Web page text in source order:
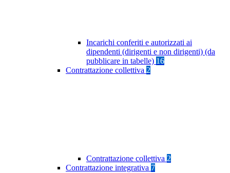
Incarichi conferiti e autorizzati ai
dipendenti (dirigenti e non dirigenti) (da
pubblicare in tabelle) 16
Contrattazione collettiva 2
Contrattazione collettiva 2
Contrattazione integrativa 7